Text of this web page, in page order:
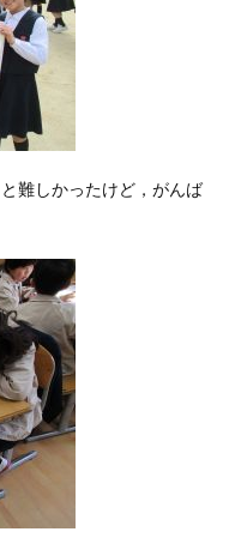
難しかったけど，がんば